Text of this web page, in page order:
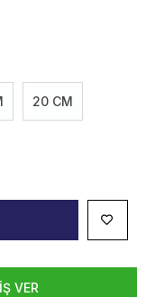
20 CM
VER